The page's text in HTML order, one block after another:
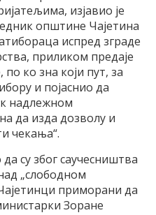
изјавио је
општине Чајетина
испред зграде
приликом предаје
ко зна који пут, за
и појаснио да
надлежном
да изда дозволу и
чекања“.
су због саучесништва
„слободном
приморани да
Зоране